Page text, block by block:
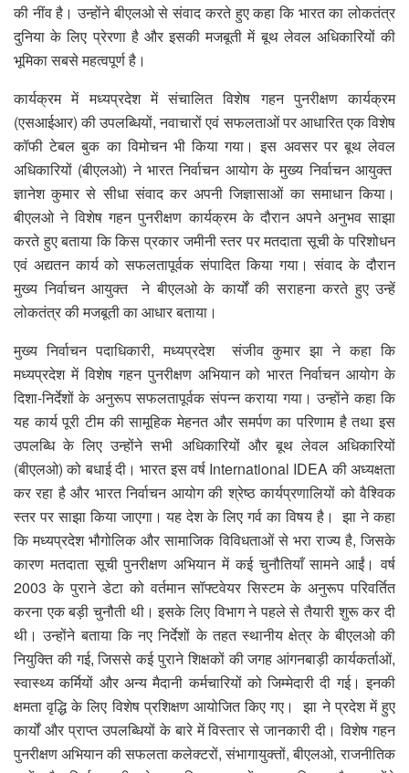
की नींव है। उन्होंने बीएलओ से संवाद करते हुए कहा कि भारत का लोकतंत्र
दुनिया के लिए प्रेरणा है और इसकी मजबूती में बूथ लेवल अधिकारियों की
भूमिका सबसे महत्वपूर्ण है।
कार्यक्रम में मध्यप्रदेश में संचालित विशेष गहन पुनरीक्षण कार्यक्रम
(एसआईआर) की उपलब्धियों, नवाचारों एवं सफलताओं पर आधारित एक विशेष
कॉफी टेबल बुक का विमोचन भी किया गया। इस अवसर पर बूथ लेवल
अधिकारियों (बीएलओ) ने भारत निर्वाचन आयोग के मुख्य निर्वाचन आयुक्त
ज्ञानेश कुमार से सीधा संवाद कर अपनी जिज्ञासाओं का समाधान किया।
बीएलओ ने विशेष गहन पुनरीक्षण कार्यक्रम के दौरान अपने अनुभव साझा
करते हुए बताया कि किस प्रकार जमीनी स्तर पर मतदाता सूची के परिशोधन
एवं अद्यतन कार्य को सफलतापूर्वक संपादित किया गया। संवाद के दौरान
मुख्य निर्वाचन आयुक्त ने बीएलओ के कार्यों की सराहना करते हुए उन्हें
लोकतंत्र की मजबूती का आधार बताया।
मुख्य निर्वाचन पदाधिकारी, मध्यप्रदेश संजीव कुमार झा ने कहा कि
मध्यप्रदेश में विशेष गहन पुनरीक्षण अभियान को भारत निर्वाचन आयोग के
दिशा-निर्देशों के अनुरूप सफलतापूर्वक संपन्न कराया गया। उन्होंने कहा कि
यह कार्य पूरी टीम की सामूहिक मेहनत और समर्पण का परिणाम है तथा इस
उपलब्धि के लिए उन्होंने सभी अधिकारियों और बूथ लेवल अधिकारियों
(बीएलओ) को बधाई दी। भारत इस वर्ष International IDEA की अध्यक्षता
कर रहा है और भारत निर्वाचन आयोग की श्रेष्ठ कार्यप्रणालियों को वैश्विक
स्तर पर साझा किया जाएगा। यह देश के लिए गर्व का विषय है। झा ने कहा
कि मध्यप्रदेश भौगोलिक और सामाजिक विविधताओं से भरा राज्य है, जिसके
कारण मतदाता सूची पुनरीक्षण अभियान में कई चुनौतियाँ सामने आईं। वर्ष
2003 के पुराने डेटा को वर्तमान सॉफ्टवेयर सिस्टम के अनुरूप परिवर्तित
करना एक बड़ी चुनौती थी। इसके लिए विभाग ने पहले से तैयारी शुरू कर दी
थी। उन्होंने बताया कि नए निर्देशों के तहत स्थानीय क्षेत्र के बीएलओ की
नियुक्ति की गई, जिससे कई पुराने शिक्षकों की जगह आंगनबाड़ी कार्यकर्ताओं,
स्वास्थ्य कर्मियों और अन्य मैदानी कर्मचारियों को जिम्मेदारी दी गई। इनकी
क्षमता वृद्धि के लिए विशेष प्रशिक्षण आयोजित किए गए। झा ने प्रदेश में हुए
कार्यों और प्राप्त उपलब्धियों के बारे में विस्तार से जानकारी दी। विशेष गहन
पुनरीक्षण अभियान की सफलता कलेक्टरों, संभागायुक्तों, बीएलओ, राजनीतिक